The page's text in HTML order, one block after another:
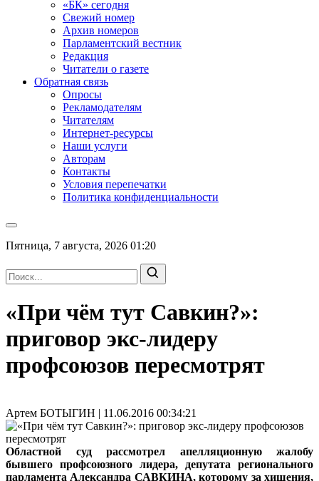
«БК» сегодня
Свежий номер
Архив номеров
Парламентский вестник
Редакция
Читатели о газете
Обратная связь
Опросы
Рекламодателям
Читателям
Интернет-ресурсы
Наши услуги
Авторам
Контакты
Условия перепечатки
Политика конфиденциальности
Пятница, 7 августа, 2026 01:20
«При чём тут Савкин?»:
приговор экс-лидеру
профсоюзов пересмотрят
Артем БОТЫГИН | 11.06.2016 00:34:21
Областной суд рассмотрел апелляционную жалобу
бывшего профсоюзного лидера, депутата регионального
парламента Александра САВКИНА, которому за хищения,